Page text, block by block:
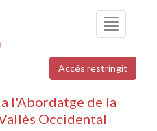
Toggle
navigation
Accés restringit
l'Abordatge de la
Occidental